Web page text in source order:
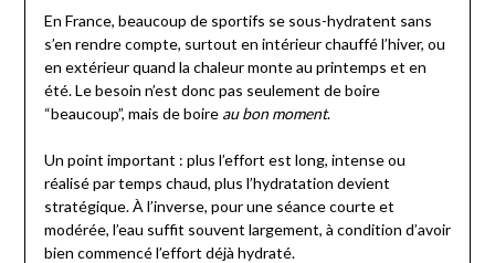
En France, beaucoup de sportifs se sous-hydratent sans
s’en rendre compte, surtout en intérieur chauffé l’hiver, ou
en extérieur quand la chaleur monte au printemps et en
été. Le besoin n’est donc pas seulement de boire
“beaucoup”, mais de boire au bon moment.
Un point important : plus l’effort est long, intense ou
réalisé par temps chaud, plus l’hydratation devient
stratégique. À l’inverse, pour une séance courte et
modérée, l’eau suffit souvent largement, à condition d’avoir
bien commencé l’effort déjà hydraté.